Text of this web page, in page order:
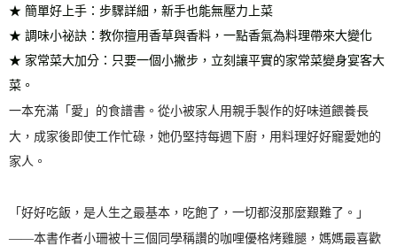
每筆NT$200，滿NT$99,999(含以上)免運費
雜誌海外運費
數位商品海外免運 查看運費
★ 簡單好上手：步驟詳細，新手也能無壓力上菜
★ 調味小祕訣：教你擅用香草與香料，一點香氣為料理帶來大變化
★ 家常菜大加分：只要一個小撇步，立刻讓平實的家常菜變身宴客大
菜。
一本充滿「愛」的食譜書。從小被家人用親手製作的好味道餵養長
大，成家後即使工作忙碌，她仍堅持每週下廚，用料理好好寵愛她的
家人。
「好好吃飯，是人生之最基本，吃飽了，一切都沒那麼艱難了。」
——本書作者小珊被十三個同學稱讚的咖哩優格烤雞腿，媽媽最喜歡